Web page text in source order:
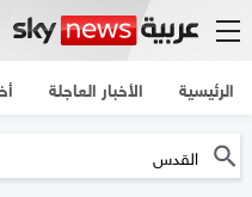
الرئيسية الأخبار العاجلة